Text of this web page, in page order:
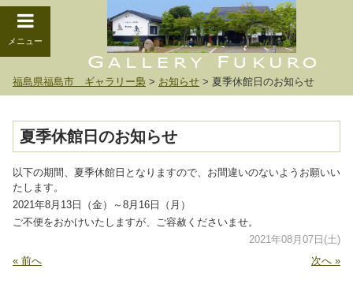
メニュー
福島県福島市 ギャラリー梟 > お知らせ > 夏季休館日のお知らせ
夏季休館日のお知らせ
以下の期間、夏季休館日となりますので、お間違いのないようお願いい
たします。
2021年8月13日（金）～8月16日（月）
ご不便をおかけいたしますが、ご容赦くださいませ。
2021年08月07日(土)
« 前へ
次へ »